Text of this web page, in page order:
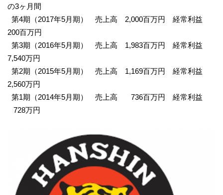
の3ヶ月間
第4期（2017年5月期） 売上高 2,000百万円 経常利益
200百万円
第3期（2016年5月期） 売上高 1,983百万円 経常利益
7,540万円
第2期（2015年5月期） 売上高 1,169百万円 経常利益
2,560万円
第1期（2014年5月期） 売上高 736百万円 経常利益
728万円